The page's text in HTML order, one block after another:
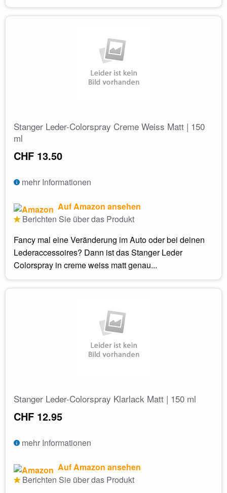
Stanger Leder-Colorspray Creme Weiss Matt | 150
ml
CHF 13.50
mehr Informationen
Auf Amazon ansehen
Berichten Sie über das Produkt
Fancy mal eine Veränderung im Auto oder bei deinen
Lederaccessoires? Dann ist das Stanger Leder
Colorspray in creme weiss matt genau...
Stanger Leder-Colorspray Klarlack Matt | 150 ml
CHF 12.95
mehr Informationen
Auf Amazon ansehen
Berichten Sie über das Produkt